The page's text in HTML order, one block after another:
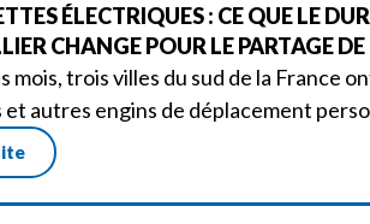
ÉLECTRIQUES : CE QUE LE
CHANGE POUR LE PARTAGE
mois, trois villes du sud de la
autres engins de déplacement